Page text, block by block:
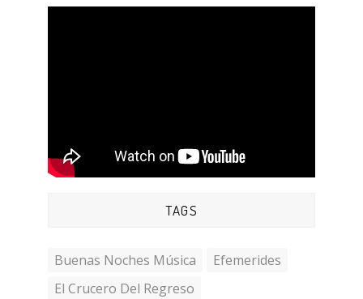
TAGS
Buenas Noches Música
Efemerides
El Crucero Del Regreso